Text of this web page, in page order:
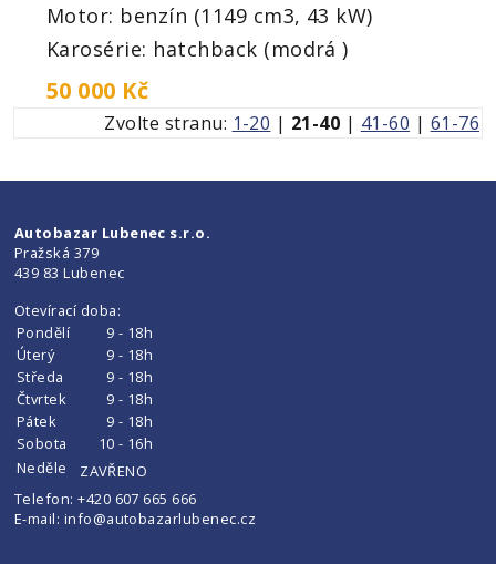
Motor: benzín (1149 cm3, 43 kW)
Karosérie: hatchback (modrá )
50 000 Kč
Zvolte stranu: 1-20 | 21-40 | 41-60 | 61-76
Autobazar Lubenec s.r.o.
Pražská 379
439 83 Lubenec
Otevírací doba:
Pondělí
9 - 18h
Úterý
9 - 18h
Středa
9 - 18h
Čtvrtek
9 - 18h
Pátek
9 - 18h
Sobota
10 - 16h
Neděle
ZAVŘENO
Telefon:+420 607 665 666
E-mail: info@autobazarlubenec.cz